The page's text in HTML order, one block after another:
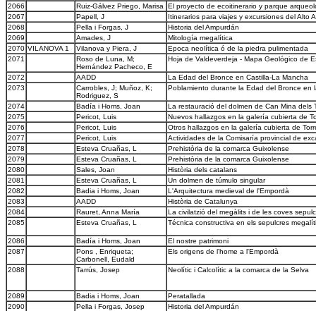
2066
Ruiz-Gálvez Priego, Marisa
El proyecto de ecoitinerario y parque
2067
Papell, J
Itinerarios para viajes y excursiones del Alto
2068
Pella i Forgas, J
Historia del Ampurdán
2069
Amades, J
Mitología megalítica
2070 VILANOVA 1 Vilanova y Piera, J
Epoca neolítica ó de la piedra pulimentada
2071
Roso de Luna, M;
Hernández Pacheco, E
Hoja de Valdeverdeja - Mapa Geológico de
2072 AADD
La Edad del Bronce en Castilla-La Mancha
2073
Carrobles, J; Muñoz, K;
Rodriguez, S
Poblamiento durante la Edad del Bronce en
2074 Badía i Homs, Joan
La restauració del dolmen de Can Mina dels
2075
Pericot, Luis
Nuevos hallazgos en la galería cubierta de
2076
Pericot, Luis
Otros hallazgos en la galería cubierta de
2077
Pericot, Luis
Actividades de la Comisaría provincial de
2078
Esteva Cruañas, L
Prehistòria de la comarca Guixolense
2079
Esteva Cruañas, L
Prehistòria de la comarca Guixolense
2080
Sales, Joan
Història dels catalans
2081
Esteva Cruañas, L
Un dolmen de túmulo singular
2082
Badia i Homs, Joan
L'Arquitectura medieval de l'Empordà
2083
AADD
Història de Catalunya
2084
Rauret, Anna María
La civilatzió del megàlits i de les coves
2085
Esteva Cruañas, L Técnica constructiva en els sepulcres
2086 Badía i Homs, Joan
El nostre patrimoni
2087
Pons , Enriqueta;
Carbonell, Eudald
Els origens de l'home a l'Empordà
2088 Tarrús, Josep Neolític i Calcolític a la comarca de la Selva
2089 Badia i Homs, Joan
Peratallada
2090
Pella i Forgas, Josep
Historia del Ampurdán